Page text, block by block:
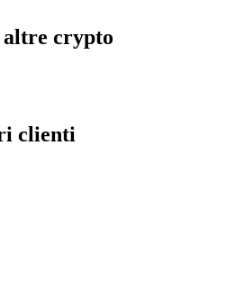
altre crypto
clienti